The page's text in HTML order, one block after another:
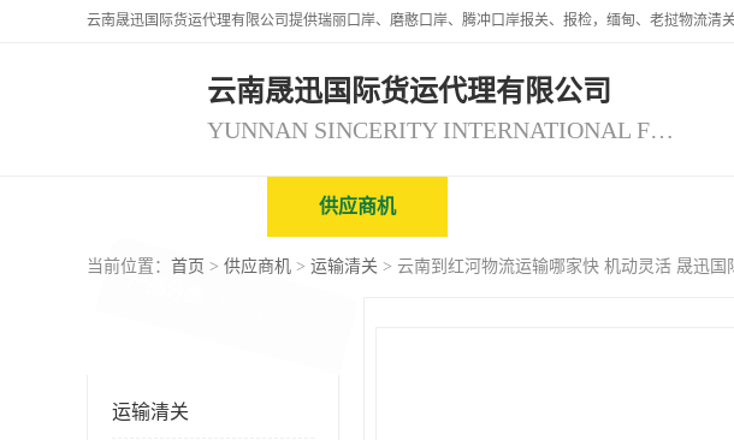
云南晟迅国际货运代理有限公司
YUNNAN SINCERITY INTERNATIONAL FREIGHT FOR WARDING CO.,LTD
供应商机
当前位置： 首页 > 供应商机 > 运输清关 > 云南到红河物流运输哪家快 机动灵活 晟迅国
运输清关